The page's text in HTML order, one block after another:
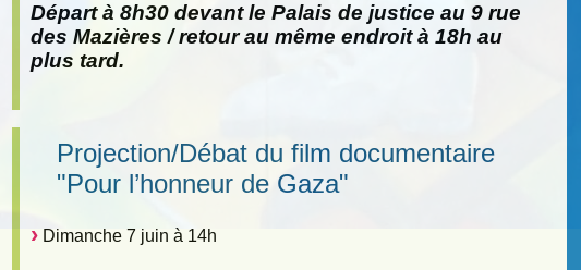
Départ à 8h30 devant le Palais de justice au 9 rue
des Mazières / retour au même endroit à 18h au
plus tard.
Projection/Débat du film documentaire
"Pour l’honneur de Gaza"
Dimanche 7 juin à 14h